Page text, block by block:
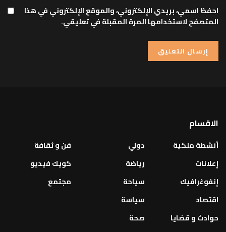
احفظ اسمي، بريدي الإلكتروني، والموقع الإلكتروني في هذا
المتصفح لاستخدامها المرة المقبلة في تعليقي.
الاقسام
أنشطة ملكية
إعلانات
إنفوغرافيك
اقتصاد
حوادث و قضايا
دولي
رياضة
سياحة
سياسة
صحة
فن و ثقافة
كويك فيديو
مجتمع